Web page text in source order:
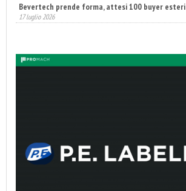
Bevertech prende forma, attesi 100 buyer esteri
17 luglio 2026